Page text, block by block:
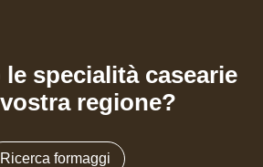
specialità casearie
regione?
Ricerca formaggi